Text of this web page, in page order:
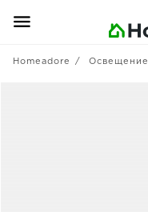
Homeadore Освещение